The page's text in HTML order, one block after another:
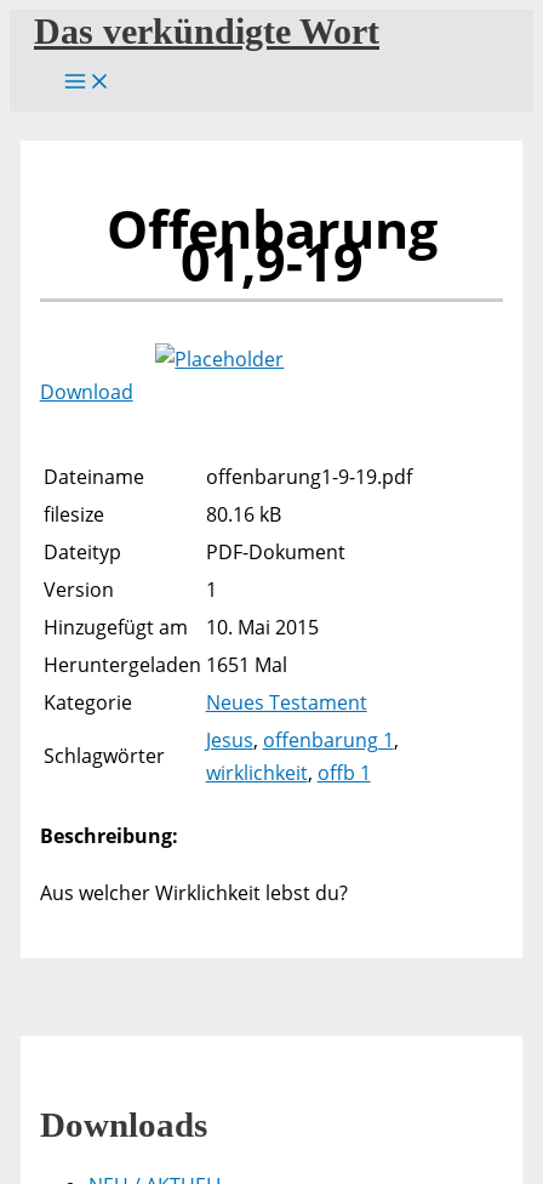
Zum
Inhalt
springen
Das verkündigte Wort
Offenbarung
01,9-19
Download
Dateiname
offenbarung1-9-19.pdf
filesize
80.16 kB
Dateityp
PDF-Dokument
Version
1
Hinzugefügt am
10. Mai 2015
Heruntergeladen 1651 Mal
Kategorie
Neues Testament
Schlagwörter
Jesus, offenbarung 1,
wirklichkeit, offb 1
Beschreibung:
Aus welcher Wirklichkeit lebst du?
Downloads